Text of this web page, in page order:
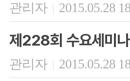
관리자 | 2015.05.28
제228회 수요세미나
관리자 | 2015.05.28